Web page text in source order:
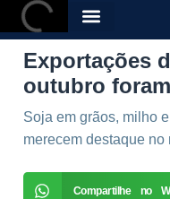
Exportações
outubro
Soja em grãos, milho
merecem destaque no
Compartilhe no